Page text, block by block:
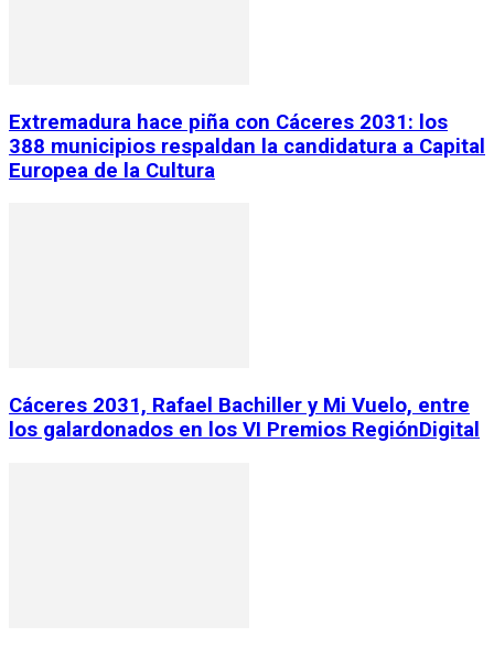
Extremadura hace piña con Cáceres 2031: los
388 municipios respaldan la candidatura a Capital
Europea de la Cultura
Cáceres 2031, Rafael Bachiller y Mi Vuelo, entre
los galardonados en los VI Premios RegiónDigital